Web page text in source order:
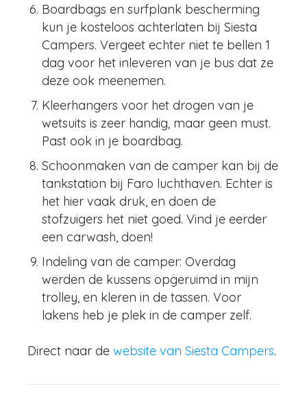
Boardbags en surfplank bescherming
kun je kosteloos achterlaten bij Siesta
Campers. Vergeet echter niet te bellen 1
dag voor het inleveren van je bus dat ze
deze ook meenemen.
Kleerhangers voor het drogen van je
wetsuits is zeer handig, maar geen must.
Past ook in je boardbag.
Schoonmaken van de camper kan bij de
tankstation bij Faro luchthaven. Echter is
het hier vaak druk, en doen de
stofzuigers het niet goed. Vind je eerder
een carwash, doen!
Indeling van de camper: Overdag
werden de kussens opgeruimd in mijn
trolley, en kleren in de tassen. Voor
lakens heb je plek in de camper zelf.
Direct naar de website van Siesta Campers.